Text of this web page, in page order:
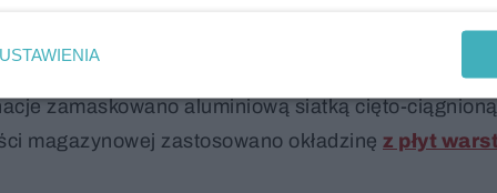
jedynie poprzez starannie dobrane materiały
na rozwiązanie frontowej partii obiektu, z
zostało tu ukryte za pełną ścianą z
zamaskowano aluminiową siatką cięto-
magazynowej zastosowano okładzinę z płyt
USTAWIENIA